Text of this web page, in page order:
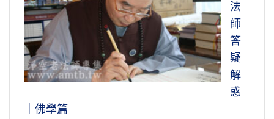
法
師
答
疑
解
惑
｜佛學篇